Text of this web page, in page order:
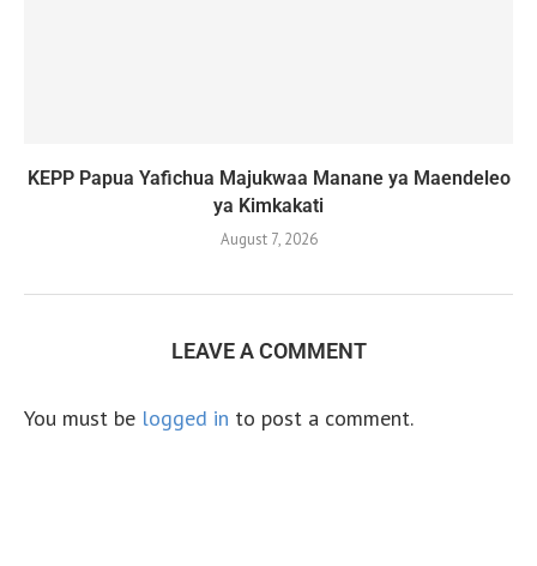
KEPP Papua Yafichua Majukwaa Manane ya Maendeleo
ya Kimkakati
August 7, 2026
LEAVE A COMMENT
You must be logged in to post a comment.